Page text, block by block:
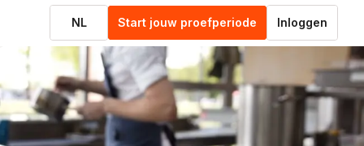
NL Start jouw proefperiode Inloggen